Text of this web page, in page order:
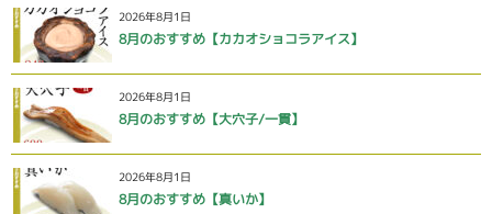
2026年8月1日
8月のおすすめ【カカオショコラアイス】
2026年8月1日
8月のおすすめ【大穴子/一貫】
2026年8月1日
8月のおすすめ【真いか】